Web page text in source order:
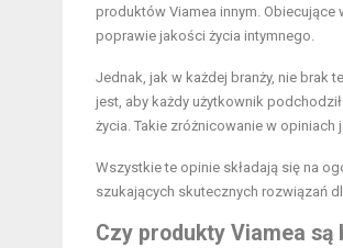
produktów Viamea innym.
poprawie jakości życia intymnego.
Jednak, jak w każdej branży, nie brak
jest, aby każdy użytkownik
życia. Takie zróżnicowanie w opiniach
Wszystkie te opinie składają się na
szukających skutecznych rozwiązań
Czy produkty Viamea